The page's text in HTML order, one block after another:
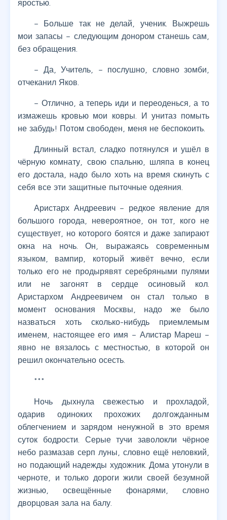
яростью.
– Больше так не делай, ученик. Выжрешь
мои запасы – следующим донором станешь сам,
без обращения.
– Да, Учитель, – послушно, словно зомби,
отчеканил Яков.
– Отлично, а теперь иди и переоденься, а то
измажешь кровью мои ковры. И унитаз помыть
не забудь! Потом свободен, меня не беспокоить.
Длинный встал, сладко потянулся и ушёл в
чёрную комнату, свою спальню, шляпа в конец
его достала, надо было хоть на время скинуть с
себя все эти защитные пыточные одеяния.
Аристарх Андреевич – редкое явление для
большого города, невероятное, он тот, кого не
существует, но которого боятся и даже запирают
окна на ночь. Он, выражаясь современным
языком, вампир, который живёт вечно, если
только его не продырявят серебряными пулями
или не загонят в сердце осиновый кол.
Аристархом Андреевичем он стал только в
момент основания Москвы, надо же было
назваться хоть сколько-нибудь приемлемым
именем, настоящее его имя – Алистар Мареш –
явно не вязалось с местностью, в которой он
решил окончательно осесть.
***
Ночь дыхнула свежестью и прохладой,
одарив одиноких прохожих долгожданным
облегчением и зарядом ненужной в это время
суток бодрости. Серые тучи заволокли чёрное
небо размазав серп луны, словно ещё неловкий,
но подающий надежды художник. Дома утонули в
черноте, и только дороги жили своей безумной
жизнью, освещённые фонарями, словно
дворцовая зала на балу.